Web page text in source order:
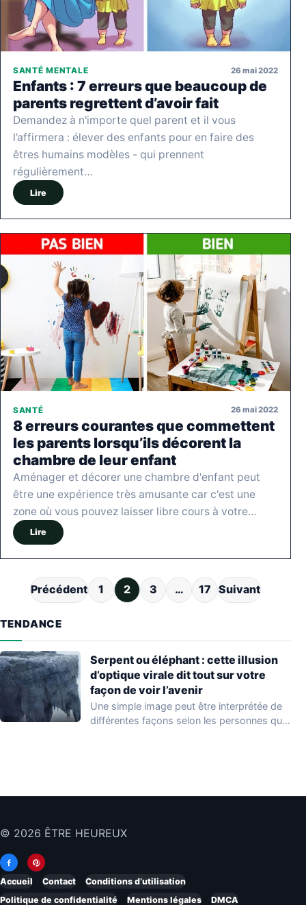
SANTÉ MENTALE 26 mai 2022
Enfants : 7 erreurs que beaucoup de
parents regrettent d’avoir fait
Demandez à n'importe quel parent et il vous
l’affirmera : élever des enfants pour en faire des
êtres humains modèles - qui prennent
régulièrement…
Lire
SANTÉ 26 mai 2022
8 erreurs courantes que commettent
les parents lorsqu’ils décorent la
chambre de leur enfant
Aménager et décorer une chambre d'enfant peut
être une expérience très amusante car c'est une
zone où vous pouvez laisser libre cours à votre…
Lire
Pagination des publications
Précédent 1 2 3 … 17 Suivant
TENDANCE
Serpent ou éléphant : cette illusion
d’optique virale dit tout sur votre
façon de voir l’avenir
Une simple image peut être interprétée de
différentes façons selon les personnes qui
© 2026 ÊTRE HEUREUX
Accueil Contact
Conditions d’utilisation
Politique de confidentialité
Mentions légales DMCA